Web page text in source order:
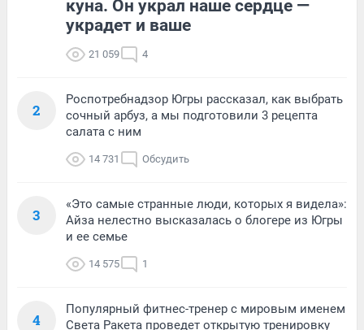
куна. Он украл наше сердце —
украдет и ваше
21 059 4
2
Роспотребнадзор Югры рассказал, как выбрать
сочный арбуз, а мы подготовили 3 рецепта
салата с ним
14 731 Обсудить
3
«Это самые странные люди, которых я видела»:
Айза нелестно высказалась о блогере из Югры
и ее семье
14 575 1
4
Популярный фитнес-тренер с мировым именем
Света Ракета проведет открытую тренировку